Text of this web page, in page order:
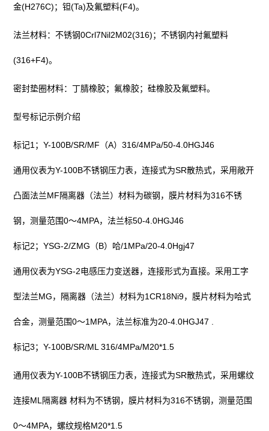
金(H276C)；钽(Ta)及氟塑料(F4)。
法兰材料：不锈钢0Crl7Nil2M02(316)；不锈钢内衬氟塑料
(316+F4)。
密封垫圈材料：丁腈橡胶； 氟橡胶；硅橡胶及氟塑料。
型号标记示例介绍
标记1；Y-100B/SR/MF（A）316/4MPa/50-4.0HGJ46
通用仪表为Y-100B不锈钢压力表，连接式为SR散热式，采用敞开
凸面法兰MF隔离器（法兰）材料为碳钢，膜片材料为316不锈
钢，测量范围0～4MPA，法兰标50-4.0HGJ46
标记2；YSG-2/ZMG（B）哈/1MPa/20-4.0Hgj47
通用仪表为YSG-2电感压力变送器，连接形式为直接。采用工字
型法兰MG，隔离器（法兰）材料为1CR18Ni9，膜片材料为哈式
合金，测量范围0～1MPA，法兰标准为20-4.0HGJ47 .
标记3；Y-100B/SR/ML 316/4MPa/M20*1.5
通用仪表为Y-100B不锈钢压力表，连接式为SR散热式，采用螺纹
连接ML隔离器 材料为不锈钢，膜片材料为316不锈钢，测量范围
0～4MPA，螺纹规格M20*1.5